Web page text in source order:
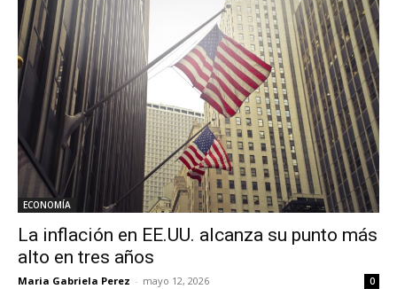
ECONOMÍA
La inflación en EE.UU. alcanza su punto más
alto en tres años
Maria Gabriela Perez - mayo 12, 2026 0